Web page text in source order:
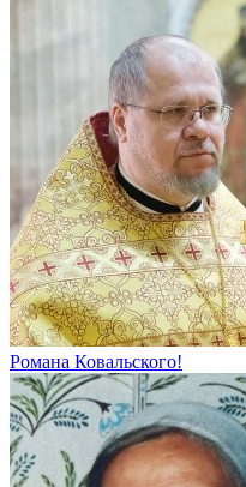
Романа Ковальского!